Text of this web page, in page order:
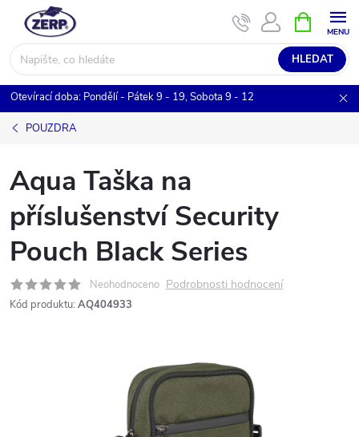
obsah
HLEDAT
NÁKUPNÍ
KOŠÍK
Otevírací doba: Pondělí - Pátek 9 - 19, Sobota 9 - 12
POUZDRA
Aqua Taška na
příslušenství Security
Pouch Black Series
Neohodnoceno Podrobnosti hodnocení
Kód produktu: AQ404933